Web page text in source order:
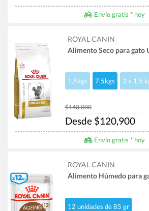
Envío gratis * hoy
ROYAL CANIN
Alimento Seco para gato
1.5kgs 7.5kgs 2 x 1.5
$140,000
Desde $120,900
Envío gratis * hoy
ROYAL CANIN
Alimento Húmedo para
12 unidades de 85 gr